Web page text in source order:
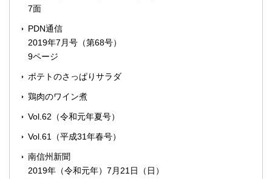
7面
PDN通信
2019年7月号（第68号）
9ページ
ポテトのさっぱりサラダ
鶏肉のワイン煮
Vol.62（令和元年夏号）
Vol.61（平成31年春号）
南信州新聞
2019年（令和元年）7月21日（日）